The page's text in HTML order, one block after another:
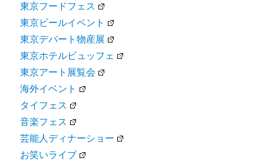
東京フードフェス
東京ビールイベント
東京デパート物産展
東京ホテルビュッフェ
東京アート展覧会
海外イベント
タイフェス
音楽フェス
芸能人ディナーショー
お笑いライブ